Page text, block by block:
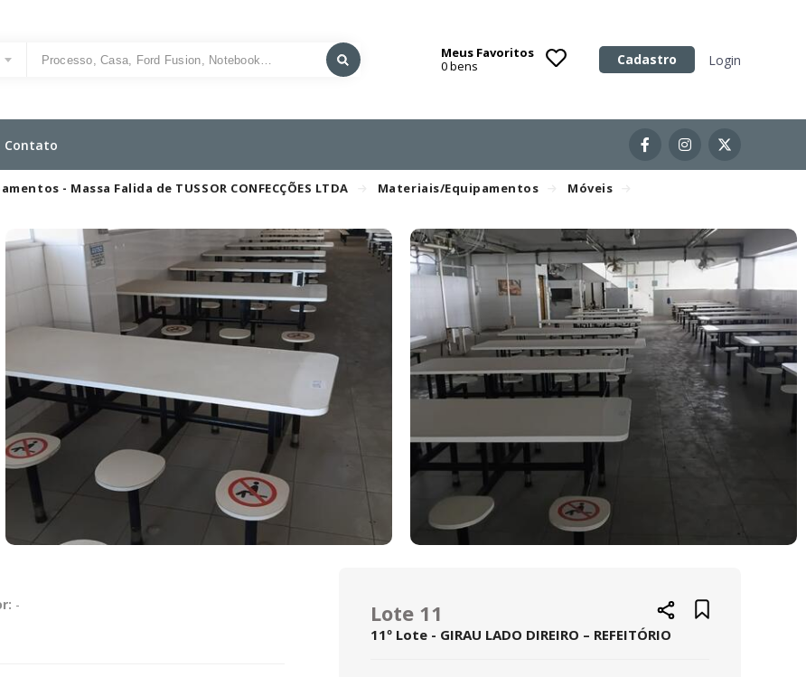
Meus Favoritos
0bens Cadastro Login
Contato
Categoria
Máquinas
- Massa Falida de TUSSOR CONFECÇÕES LTDA Materiais/Equipamentos
Móveis
-
Lote 11
11º Lote - GIRAU LADO DIREIRO – REFEITÓRIO